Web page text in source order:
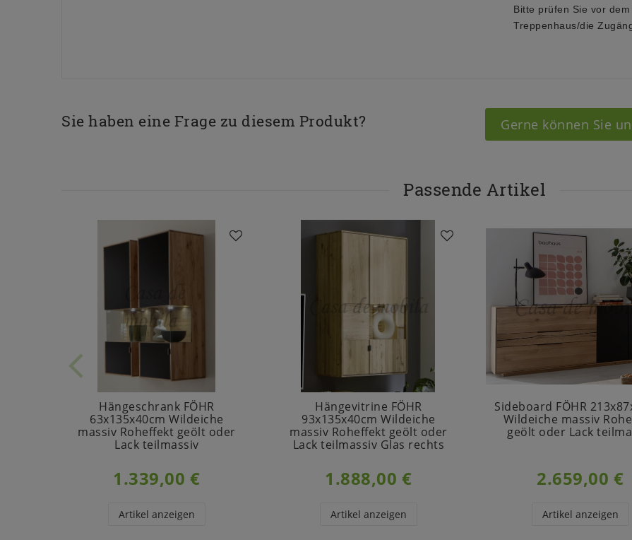
Bitte prüfen Sie vor
Treppenhaus/die
Sie haben eine Frage zu diesem Produkt? Gerne können Sie
Passende Artikel
Hängeschrank FÖHR
63x135x40cm Wildeiche
massiv Roheffekt geölt oder
Lack teilmassiv
1.339,00 €
Artikel anzeigen
Hängevitrine FÖHR
93x135x40cm Wildeiche
massiv Roheffekt geölt oder
Lack teilmassiv Glas rechts
1.888,00 €
Artikel anzeigen
Sideboard FÖHR
Wildeiche massiv
geölt oder Lack
2.659,00 €
Artikel anzeigen